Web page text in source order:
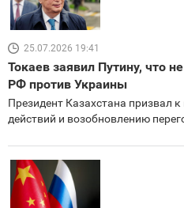
25.07.2026 19:41
Токаев заявил Путину, что
РФ против Украины
Президент Казахстана призвал
действий и возобновлению